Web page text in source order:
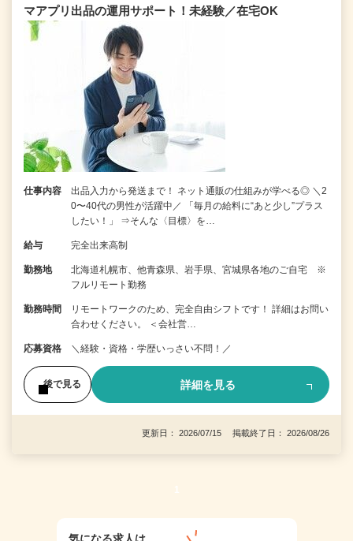
マアプリ出品の運用サポート！未経験／在宅OK
仕事内容
出品入力から発送まで！ ネット通販の仕組みが学べる◎ ＼2
0〜40代の男性が活躍中／ 「毎月の給料に“あと少し”プラス
したい！」 ⇒そんな〈目標〉を…
給与 完全出来高制
勤務地
北海道札幌市、他青森県、岩手県、宮城県各地のご自宅 ※
フルリモート勤務
勤務時間
リモートワークのため、完全自由シフトです！ 詳細はお問い
合わせください。 ＜会社営…
応募資格 ＼経験・資格・学歴いっさい不問！／
後で見る 詳細を見る
更新日： 2026/07/15 掲載終了日： 2026/08/26
1
気になる求人は